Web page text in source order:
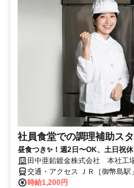
社員食堂での調理補助ス
昼食つき✨！週2日〜OK、土日祝
田中亜鉛鍍金株式会社 本社工
交通・アクセス ＪＲ［御幣島
り徒歩19分
時給1,200円